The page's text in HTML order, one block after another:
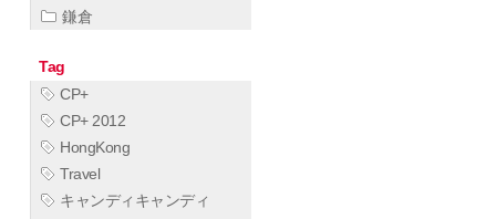
鎌倉
Tag
CP+
CP+ 2012
HongKong
Travel
キャンディキャンディ